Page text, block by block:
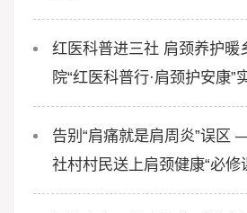
红医科普进三社 肩颈养护
院“红医科普行·肩颈护安康”
告别“肩痛就是肩周炎”误
社村村民送上肩颈健康“必修